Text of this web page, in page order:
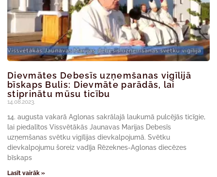
Dievmātes Debesīs uzņemšanas vigīlijā
bīskaps Bulis: Dievmāte parādās, lai
stiprinātu mūsu ticību
14.08.2023.
14. augusta vakarā Aglonas sakrālajā laukumā pulcējās ticīgie,
lai piedalītos Vissvētākās Jaunavas Marijas Debesīs
uzņemšanas svētku vigīlijas dievkalpojumā. Svētku
dievkalpojumu šoreiz vadīja Rēzeknes-Aglonas diecēzes
bīskaps
Lasīt vairāk »